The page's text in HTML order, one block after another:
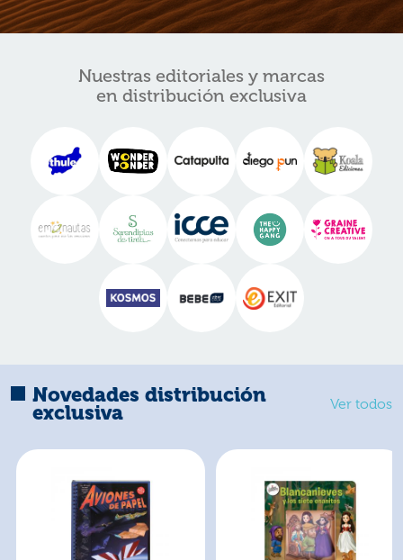
Nuestras editoriales y marcas
en distribución exclusiva
Novedades distribución
exclusiva
Ver todos